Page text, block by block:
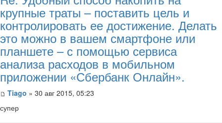
крупные траты – поставить цель и
контролировать ее достижение. Делать
это можно в вашем смартфоне или
планшете – с помощью сервиса
анализа расходов в мобильном
приложении «Сбербанк Онлайн».
Tiago » 30 авг 2015, 05:23
супер